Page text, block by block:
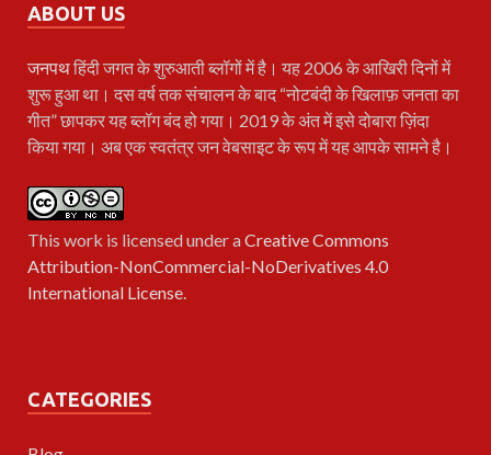
ABOUT US
जनपथहिंदी जगत के शुरुआती ब्लॉगों में है। यह 2006 के आखिरी दिनों में
शुरू हुआ था। दस वर्ष तक संचालन के बाद “नोटबंदी के खिलाफ़ जनता का
गीत” छापकर यह ब्लॉग बंद हो गया। 2019 के अंत में इसे दोबारा ज़िंदा
किया गया। अब एक स्वतंत्र जन वेबसाइट के रूप में यह आपके सामने है।
This work is licensed under aCreative Commons
Attribution-NonCommercial-NoDerivatives 4.0
International License.
CATEGORIES